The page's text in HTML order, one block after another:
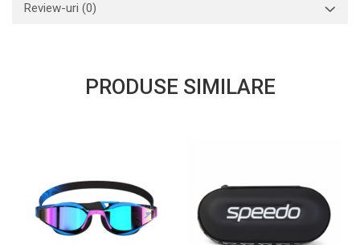
Review-uri (0)
PRODUSE SIMILARE